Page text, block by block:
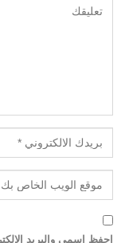
احفظ اسمي والبريد